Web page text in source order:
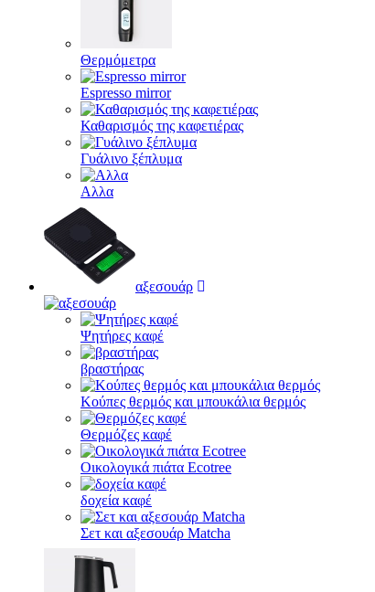
Θερμόμετρα
Espresso mirror
Καθαρισμός της καφετιέρας
Γυάλινο ξέπλυμα
Αλλα
αξεσουάρ
Ψητήρες καφέ
βραστήρας
Κούπες θερμός και μπουκάλια θερμός
Θερμόζες καφέ
Οικολογικά πιάτα Ecotree
δοχεία καφέ
Σετ και αξεσουάρ Matcha